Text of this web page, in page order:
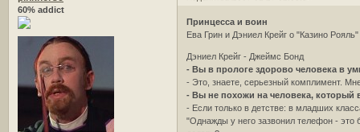
60% addict
Принцесса и воин
Ева Грин и Дэниел Крейг о "Казино
Дэниел Крейг - Джеймс Бонд
- Вы в прологе здорово человека в
- Это, знаете, серьезный комплимент.
- Вы не похожи на человека, который
- Если только в детстве: в младших
"Однажды у него зазвонил телефон - это